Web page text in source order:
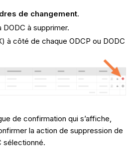
de changement.
DODC à supprimer.
à côté de chaque ODCP ou DODC
de confirmation qui s’affiche,
la action de suppression de
sélectionné.